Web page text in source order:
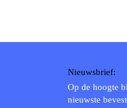
Nieuwsbrief:
Op de hoogte
nieuwste